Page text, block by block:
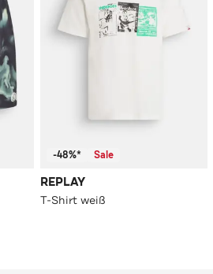
-48%* Sale
REPLAY
T-Shirt weiß